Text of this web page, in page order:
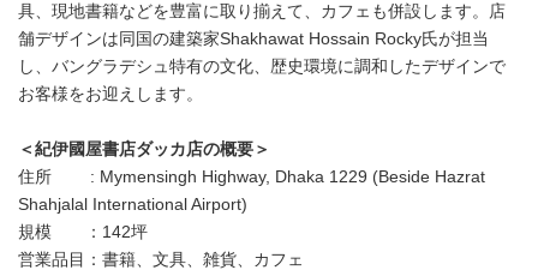
具、現地書籍などを豊富に取り揃えて、カフェも併設します。店
舗デザインは同国の建築家Shakhawat Hossain Rocky氏が担当
し、バングラデシュ特有の文化、歴史環境に調和したデザインで
お客様をお迎えします。
＜紀伊國屋書店ダッカ店の概要＞
住所 : Mymensingh Highway, Dhaka 1229 (Beside Hazrat
Shahjalal International Airport)
規模 ：142坪
営業品目：書籍、文具、雑貨、カフェ